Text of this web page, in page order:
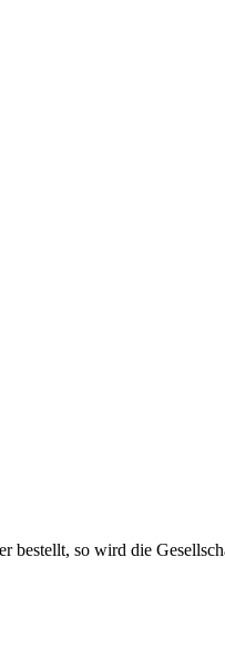
so wird die